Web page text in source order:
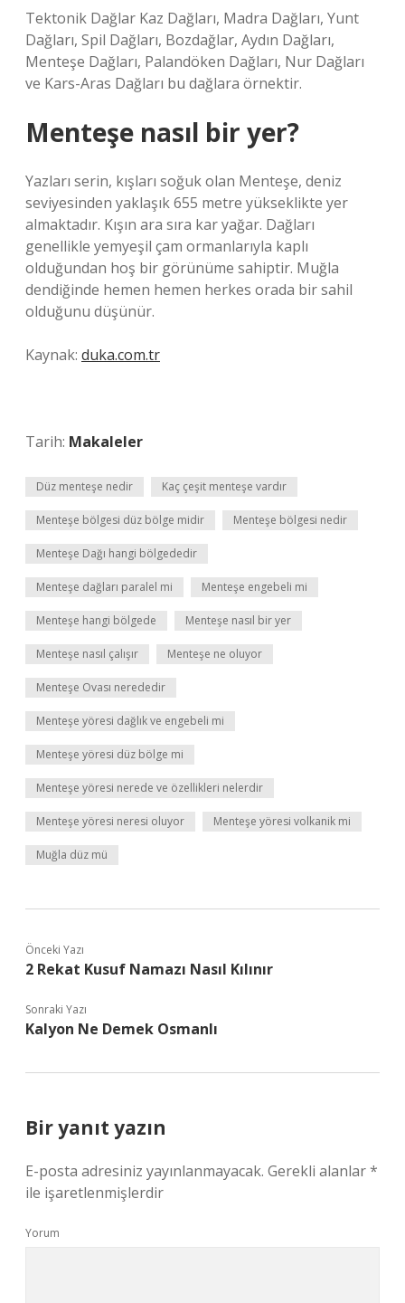
Tektonik Dağlar Kaz Dağları, Madra Dağları, Yunt
Dağları, Spil Dağları, Bozdağlar, Aydın Dağları,
Menteşe Dağları, Palandöken Dağları, Nur Dağları
ve Kars-Aras Dağları bu dağlara örnektir.
Menteşe nasıl bir yer?
Yazları serin, kışları soğuk olan Menteşe, deniz
seviyesinden yaklaşık 655 metre yükseklikte yer
almaktadır. Kışın ara sıra kar yağar. Dağları
genellikle yemyeşil çam ormanlarıyla kaplı
olduğundan hoş bir görünüme sahiptir. Muğla
dendiğinde hemen hemen herkes orada bir sahil
olduğunu düşünür.
Kaynak: duka.com.tr
Tarih: Makaleler
Düz menteşe nedir Kaç çeşit menteşe vardır
Menteşe bölgesi düz bölge midir Menteşe bölgesi nedir
Menteşe Dağı hangi bölgededir
Menteşe dağları paralel mi Menteşe engebeli mi
Menteşe hangi bölgede Menteşe nasıl bir yer
Menteşe nasıl çalışır Menteşe ne oluyor
Menteşe Ovası nerededir
Menteşe yöresi dağlık ve engebeli mi
Menteşe yöresi düz bölge mi
Menteşe yöresi nerede ve özellikleri nelerdir
Menteşe yöresi neresi oluyor Menteşe yöresi volkanik mi
Muğla düz mü
Önceki Yazı
2 Rekat Kusuf Namazı Nasıl Kılınır
Sonraki Yazı
Kalyon Ne Demek Osmanlı
Bir yanıt yazın
E-posta adresiniz yayınlanmayacak. Gerekli alanlar*
ile işaretlenmişlerdir
Yorum